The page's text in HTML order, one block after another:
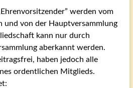
werden vom
und von der Hauptversammlung
kann nur durch
aberkannt werden.
haben jedoch alle
ordentlichen Mitglieds.